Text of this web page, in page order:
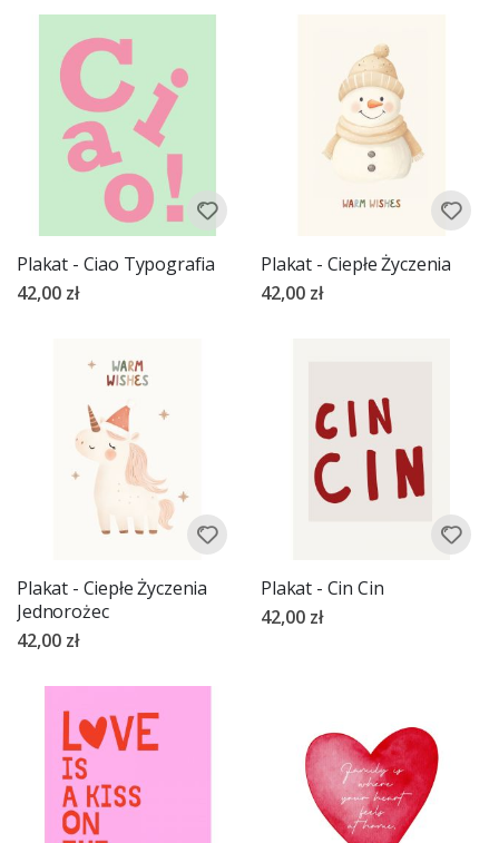
Plakat - Ciao Typografia
42,00 zł
Plakat - Ciepłe Życzenia
42,00 zł
Plakat - Ciepłe Życzenia
Jednorożec
42,00 zł
Plakat - Cin Cin
42,00 zł